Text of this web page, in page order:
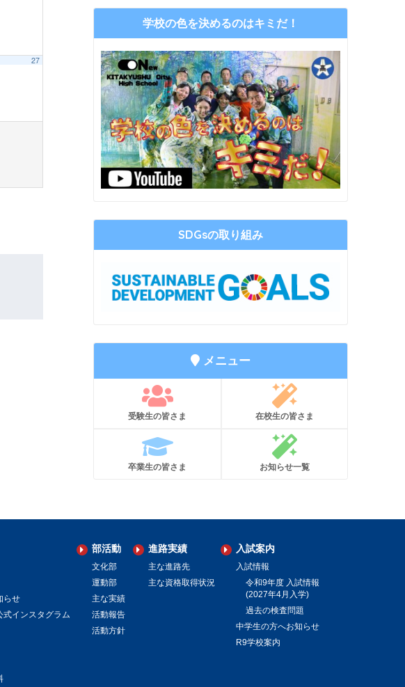
27
学校の色を決めるのはキミだ！
SDGsの取り組み
メニュー
受験生の皆さま 在校生の皆さま
卒業生の皆さま お知らせ一覧
らせ
式インスタグラム
部活動
文化部
運動部
主な実績
活動報告
活動方針
進路実績
主な進路先
主な資格取得状況
入試案内
入試情報
令和9年度 入試情報
(2027年4月入学)
過去の検査問題
中学生の方へお知らせ
R9学校案内